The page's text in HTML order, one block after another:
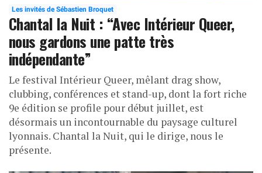
Les invités de Sébastien Broquet
Chantal la Nuit : “Avec Intérieur Queer,
nous gardons une patte très
indépendante”
Le festival Intérieur Queer, mêlant drag show,
clubbing, conférences et stand-up, dont la fort riche
9e édition se profile pour début juillet, est
désormais un incontournable du paysage culturel
lyonnais. Chantal la Nuit, qui le dirige, nous le
présente.